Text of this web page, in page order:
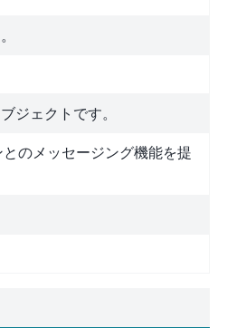
ジェクトです。
のメッセージング機能を提